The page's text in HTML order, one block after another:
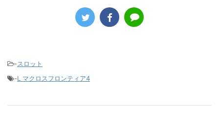
-スロット
-L マクロスフロンティア4